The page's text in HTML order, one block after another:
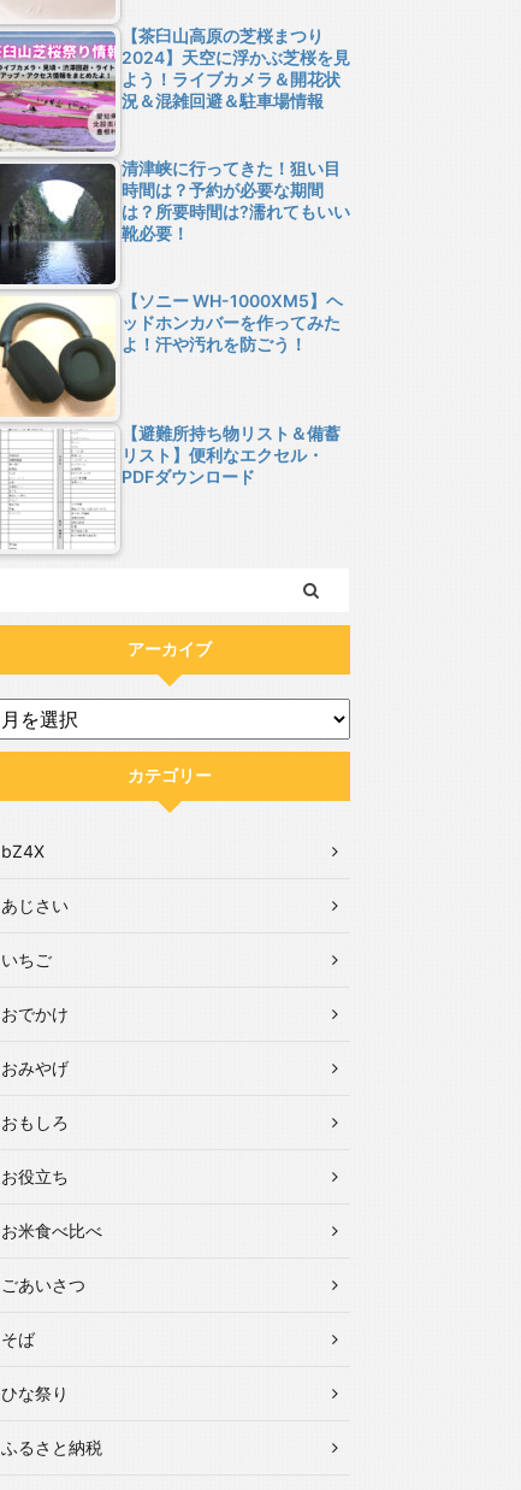
【茶臼山高原の芝桜まつり
2024】天空に浮かぶ芝桜を見
よう！ライブカメラ＆開花状
況＆混雑回避＆駐車場情報
清津峡に行ってきた！狙い目
時間は？予約が必要な期間
は？所要時間は?濡れてもいい
靴必要！
【ソニー WH-1000XM5】ヘ
ッドホンカバーを作ってみた
よ！汗や汚れを防ごう！
【避難所持ち物リスト＆備蓄
リスト】便利なエクセル・
PDFダウンロード
アーカイブ
カテゴリー
bZ4X
あじさい
いちご
おでかけ
おみやげ
おもしろ
お役立ち
お米食べ比べ
ごあいさつ
そば
ひな祭り
ふるさと納税